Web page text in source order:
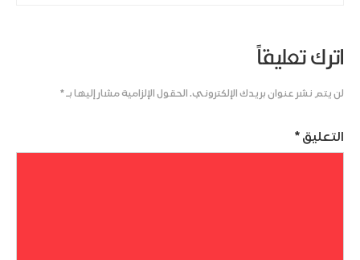
اترك تعليقاً
لن يتم نشر عنوان بريدك الإلكتروني. الحقول الإلزامية مشار إليها بـ*
التعليق *